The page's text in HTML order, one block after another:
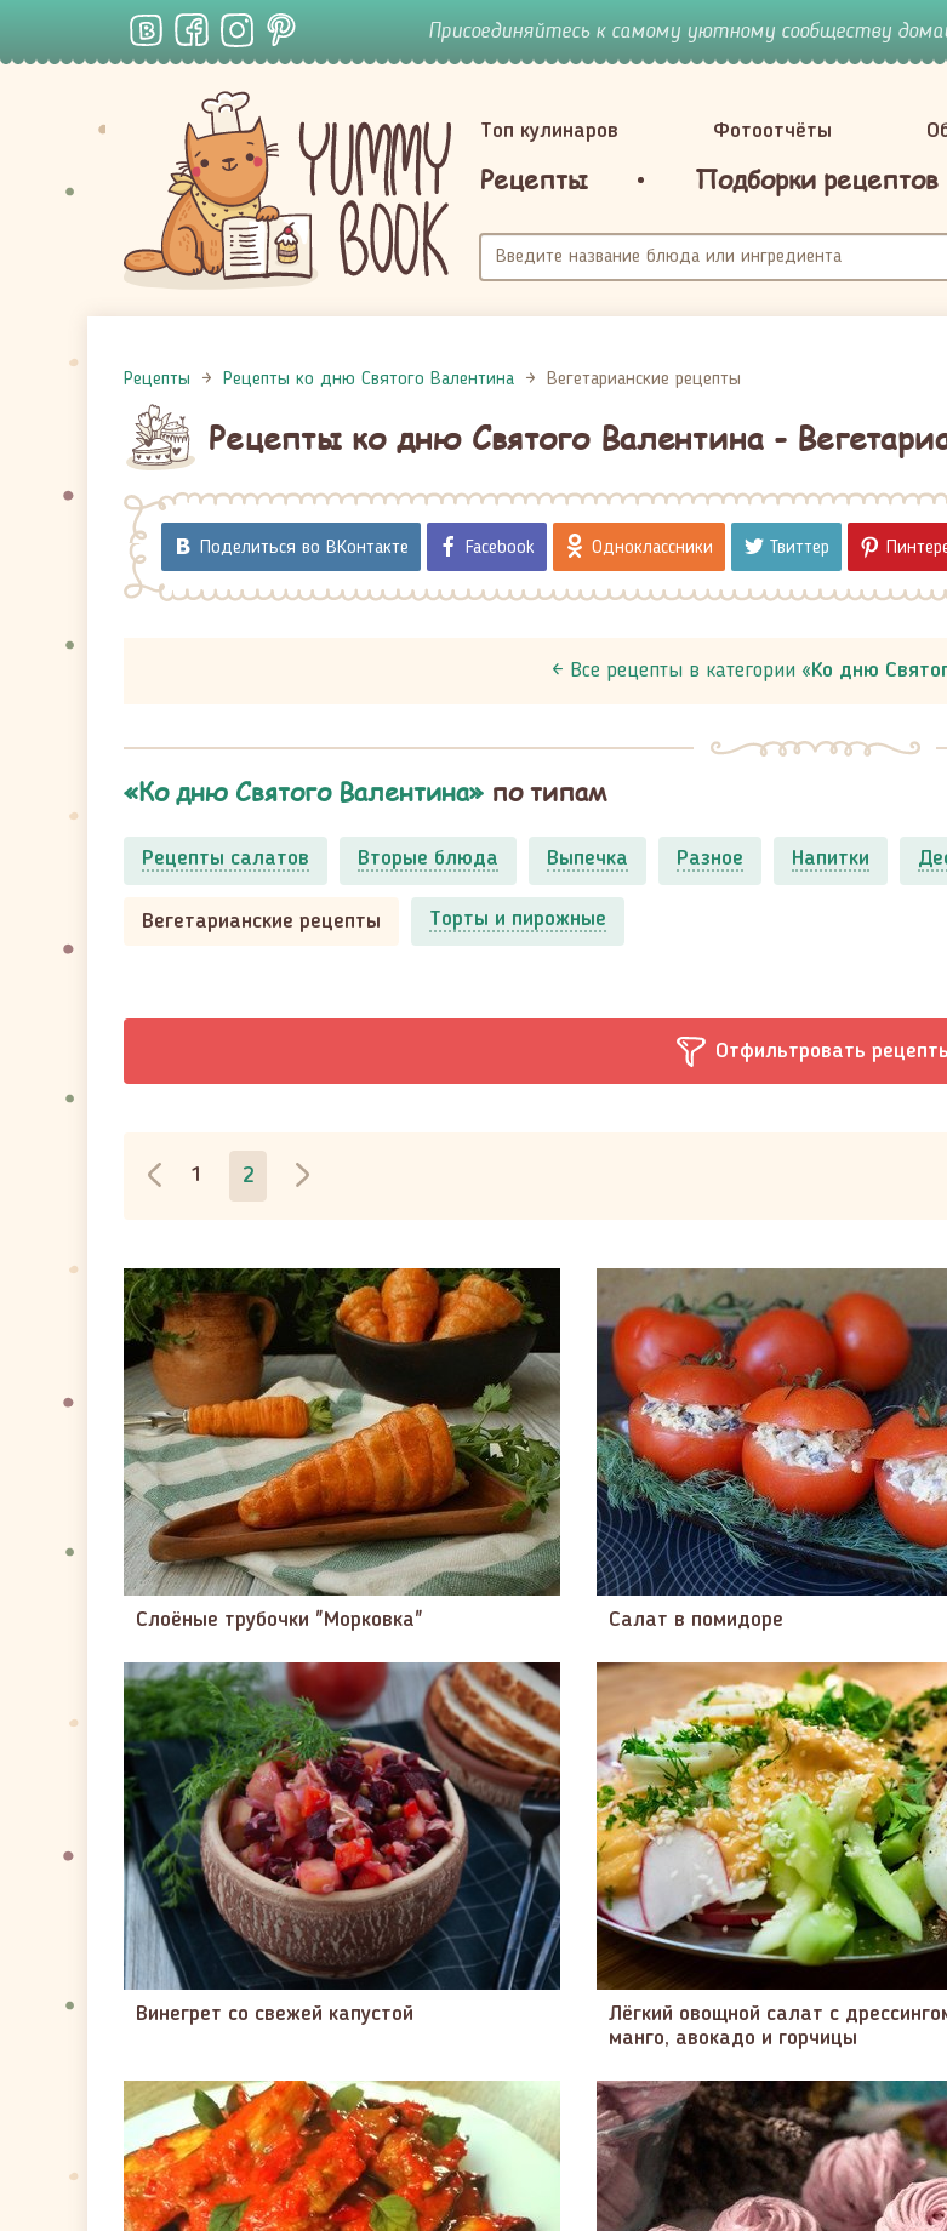
Присоединяйтесь к самому уютному сообществу
Топ кулинаров Фотоотчёты
Рецепты Подборки рецептов
Рецепты Рецепты ко дню Святого Валентина Вегетарианские рецепты
Рецепты ко дню Святого Валентина -
Поделиться во ВКонтакте Facebook Одноклассники Твиттер
← Все рецепты в категории «Ко дню
«Ко дню Святого Валентина» по типам
Рецепты салатов Вторые блюда Выпечка Разное Напитки
Вегетарианские рецепты Торты и пирожные
Отфильтровать
1 2
Слоёные трубочки "Морковка" Салат в помидоре
Винегрет со свежей капустой
Лёгкий овощной салат с
манго, авокадо и горчицы